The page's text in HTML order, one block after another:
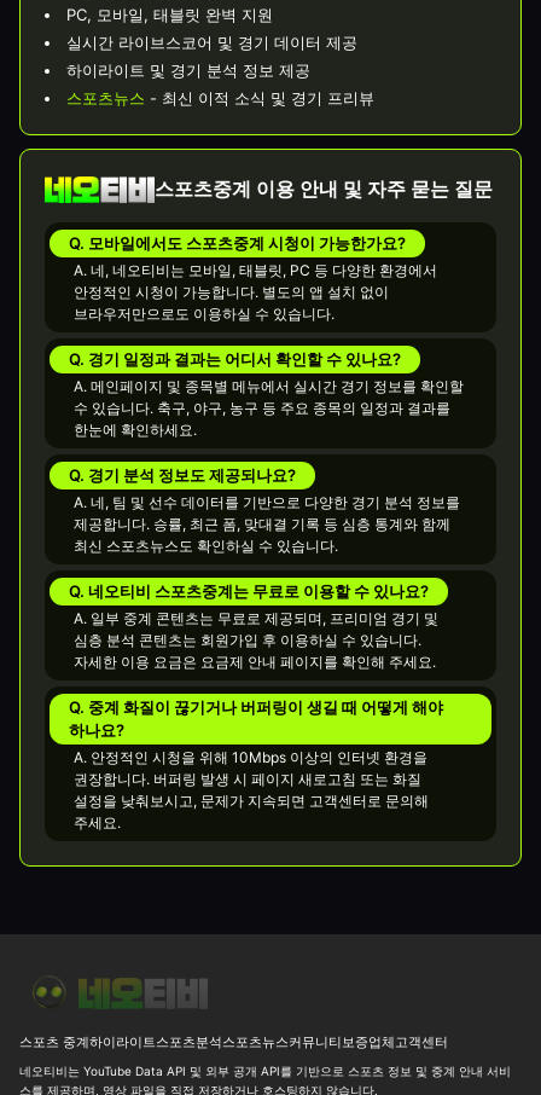
PC, 모바일, 태블릿 완벽 지원
실시간 라이브스코어 및 경기 데이터 제공
하이라이트 및 경기 분석 정보 제공
스포츠뉴스 - 최신 이적 소식 및 경기 프리뷰
스포츠중계 이용 안내 및 자주 묻는 질문
Q. 모바일에서도 스포츠중계 시청이 가능한가요?
A. 네, 네오티비는 모바일, 태블릿, PC 등 다양한 환경에서
안정적인 시청이 가능합니다. 별도의 앱 설치 없이
브라우저만으로도 이용하실 수 있습니다.
Q. 경기 일정과 결과는 어디서 확인할 수 있나요?
A. 메인페이지 및 종목별 메뉴에서 실시간 경기 정보를 확인할
수 있습니다. 축구, 야구, 농구 등 주요 종목의 일정과 결과를
한눈에 확인하세요.
Q. 경기 분석 정보도 제공되나요?
A. 네, 팀 및 선수 데이터를 기반으로 다양한 경기 분석 정보를
제공합니다. 승률, 최근 폼, 맞대결 기록 등 심층 통계와 함께
최신 스포츠뉴스도 확인하실 수 있습니다.
Q. 네오티비 스포츠중계는 무료로 이용할 수 있나요?
A. 일부 중계 콘텐츠는 무료로 제공되며, 프리미엄 경기 및
심층 분석 콘텐츠는 회원가입 후 이용하실 수 있습니다.
자세한 이용 요금은 요금제 안내 페이지를 확인해 주세요.
Q. 중계 화질이 끊기거나 버퍼링이 생길 때 어떻게 해야
하나요?
A. 안정적인 시청을 위해 10Mbps 이상의 인터넷 환경을
권장합니다. 버퍼링 발생 시 페이지 새로고침 또는 화질
설정을 낮춰보시고, 문제가 지속되면 고객센터로 문의해
주세요.
스포츠 중계하이라이트스포츠분석스포츠뉴스커뮤니티보증업체고객센터
네오티비는 YouTube Data API 및 외부 공개 API를 기반으로 스포츠 정보 및 중계 안내 서비
스를 제공하며, 영상 파일을 직접 저장하거나 호스팅하지 않습니다.